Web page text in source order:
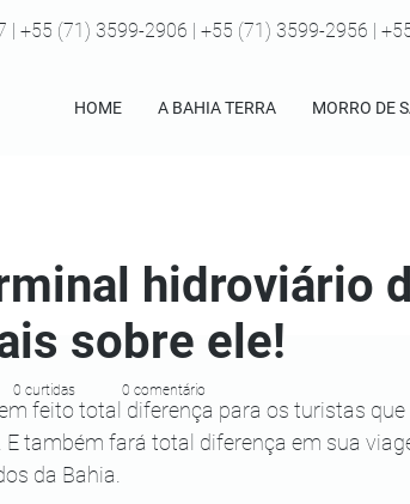
HOME A BAHIA TERRA MORRO DE
| +55 (71) 3599-2906 | +55 (71) 3599-2956 |
feito total diferença para os turistas
. E também fará total diferença em sua
da Bahia.
0 curtidas 0 comentário
hidroviário
sobre ele!